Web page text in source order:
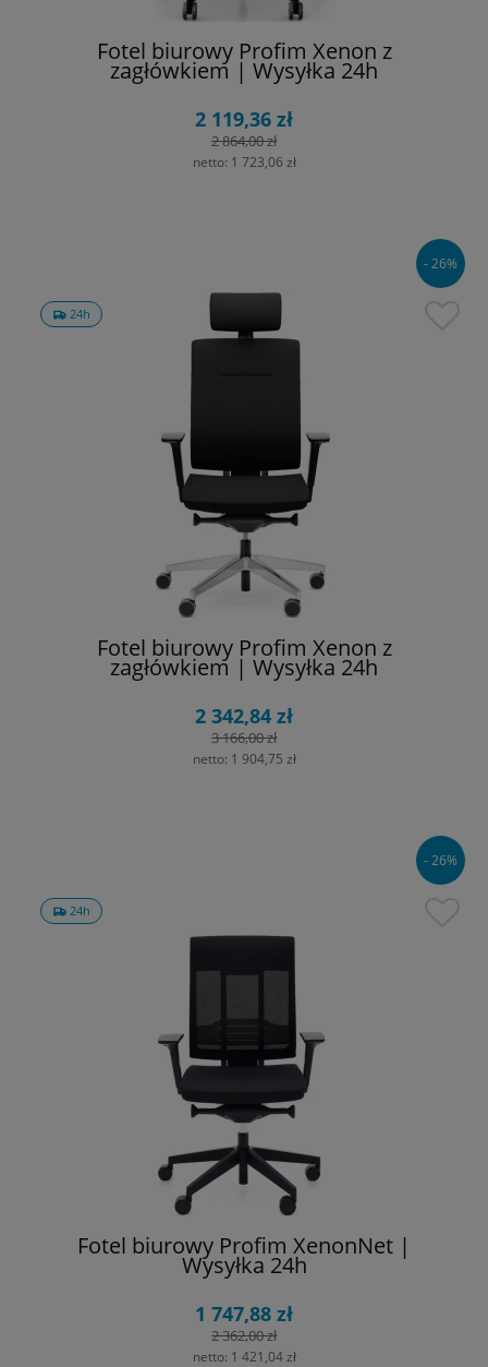
Fotel biurowy Profim Xenon z
zagłówkiem | Wysyłka 24h
2 119,36 zł
2 864,00 zł
netto: 1 723,06 zł
24h
Fotel biurowy Profim Xenon z
zagłówkiem | Wysyłka 24h
2 342,84 zł
3 166,00 zł
netto: 1 904,75 zł
- 26%
24h
Fotel biurowy Profim XenonNet |
Wysyłka 24h
1 747,88 zł
2 362,00 zł
netto: 1 421,04 zł
- 26%